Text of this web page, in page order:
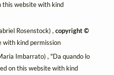
website with kind
Rosenstock) ,copyright ©
with kind permission
Imbarrato) , "Da quando lo
on this website with kind